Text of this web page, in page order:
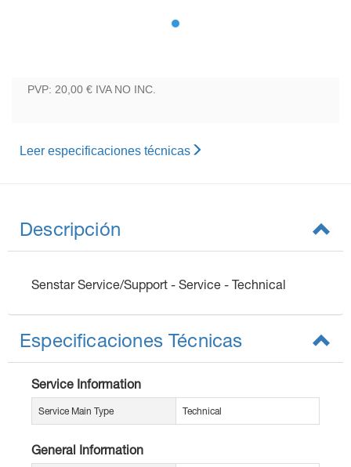
PVP: 20,00 € IVA NO INC.
Leer especificaciones técnicas
Descripción
Senstar Service/Support - Service - Technical
Especificaciones Técnicas
Service Information
Service Main Type Technical
General Information